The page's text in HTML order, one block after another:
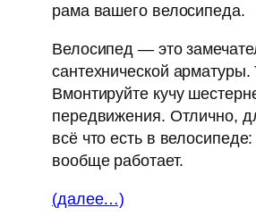
рама вашего велосипеда.
Велосипед — это
сантехнической
Вмонтируйте кучу
передвижения. Отлично,
всё что есть в
вообще работает.
(далее…)